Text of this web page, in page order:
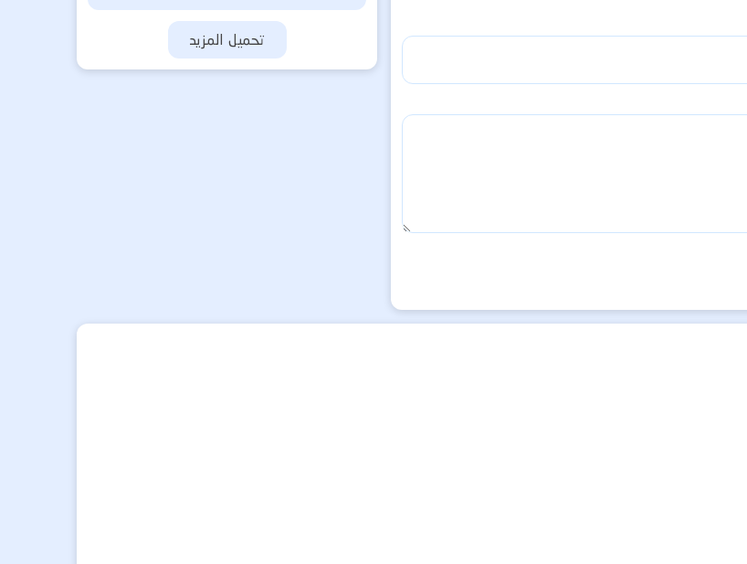
تحميل المزيد